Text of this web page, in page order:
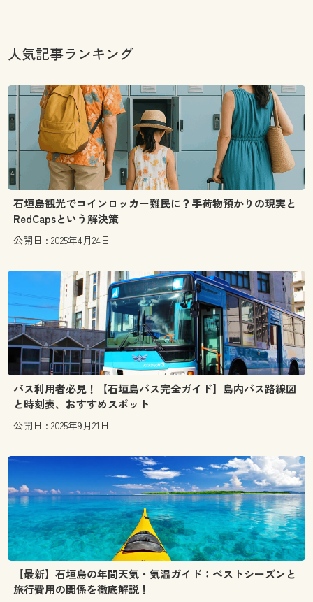
人気記事ランキング
石垣島観光でコインロッカー難民に？手荷物預かりの現実と
RedCapsという解決策
公開日 : 2025年4月24日
バス利用者必見！【石垣島バス完全ガイド】島内バス路線図
と時刻表、おすすめスポット
公開日 : 2025年9月21日
【最新】石垣島の年間天気・気温ガイド：ベストシーズンと
旅行費用の関係を徹底解説！